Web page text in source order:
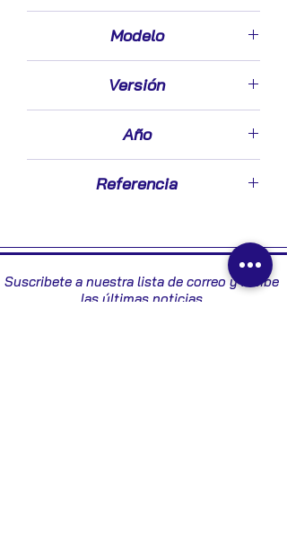
Modelo
Versión
CDTI]
Año
Referencia
Suscribete a nuestra lista de correo y recibe
las últimas noticias